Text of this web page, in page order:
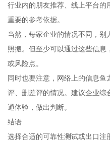
行业内的朋友推荐、线上平台的
重要的参考依据。
当然，每家企业的情况不同，
照搬。但至少可以通过这些信息
或风险点。
同时也要注意，网络上的信息
评、删差评的情况。建议企业综
通体验，做出判断。
结语
选择合适的可靠性测试或出口